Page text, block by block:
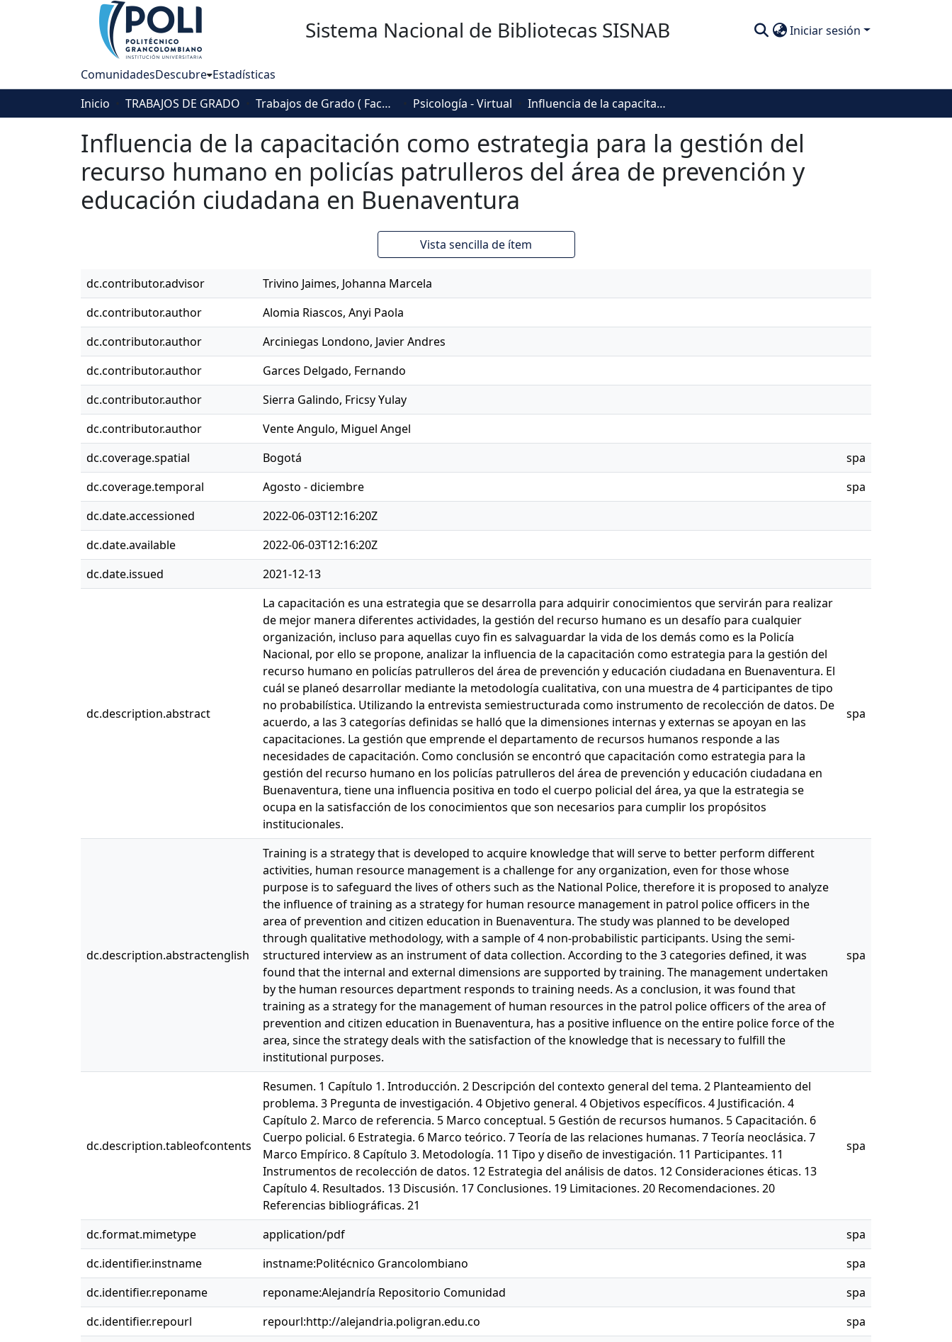
Sistema Nacional de Bibliotecas SISNAB Iniciar sesión
ComunidadesDescubre Estadísticas
Inicio
TRABAJOS DE GRADO Trabajos de Grado ( Facultad de Sociedad, Cultura y Creatividad) Psicología - Virtual Influencia de la capacitación como estrategia para la gestión del recurso humano en policías patrulleros del área de prevención y educación ciudadana en Buenaventura
Influencia de la capacitación como estrategia para la gestión del
recurso humano en policías patrulleros del área de prevención y
educación ciudadana en Buenaventura
Vista sencilla de ítem
dc.contributor.advisor
Trivino Jaimes, Johanna Marcela
dc.contributor.author
Alomia Riascos, Anyi Paola
dc.contributor.author
Arciniegas Londono, Javier Andres
dc.contributor.author
Garces Delgado, Fernando
dc.contributor.author
Sierra Galindo, Fricsy Yulay
dc.contributor.author
Vente Angulo, Miguel Angel
dc.coverage.spatial
Bogotá
spa
dc.coverage.temporal
Agosto - diciembre
spa
dc.date.accessioned
2022-06-03T12:16:20Z
dc.date.available
2022-06-03T12:16:20Z
dc.date.issued
2021-12-13
dc.description.abstract
La capacitación es una estrategia que se desarrolla para adquirir conocimientos que servirán para realizar
de mejor manera diferentes actividades, la gestión del recurso humano es un desafío para cualquier
organización, incluso para aquellas cuyo fin es salvaguardar la vida de los demás como es la Policía
Nacional, por ello se propone, analizar la influencia de la capacitación como estrategia para la gestión del
recurso humano en policías patrulleros del área de prevención y educación ciudadana en Buenaventura. El
cuál se planeó desarrollar mediante la metodología cualitativa, con una muestra de 4 participantes de tipo
no probabilística. Utilizando la entrevista semiestructurada como instrumento de recolección de datos. De
acuerdo, a las 3 categorías definidas se halló que la dimensiones internas y externas se apoyan en las
capacitaciones. La gestión que emprende el departamento de recursos humanos responde a las
necesidades de capacitación. Como conclusión se encontró que capacitación como estrategia para la
gestión del recurso humano en los policías patrulleros del área de prevención y educación ciudadana en
Buenaventura, tiene una influencia positiva en todo el cuerpo policial del área, ya que la estrategia se
ocupa en la satisfacción de los conocimientos que son necesarios para cumplir los propósitos
institucionales.
spa
dc.description.abstractenglish
Training is a strategy that is developed to acquire knowledge that will serve to better perform different
activities, human resource management is a challenge for any organization, even for those whose
purpose is to safeguard the lives of others such as the National Police, therefore it is proposed to analyze
the influence of training as a strategy for human resource management in patrol police officers in the
area of prevention and citizen education in Buenaventura. The study was planned to be developed
through qualitative methodology, with a sample of 4 non-probabilistic participants. Using the semi-
structured interview as an instrument of data collection. According to the 3 categories defined, it was
found that the internal and external dimensions are supported by training. The management undertaken
by the human resources department responds to training needs. As a conclusion, it was found that
training as a strategy for the management of human resources in the patrol police officers of the area of
prevention and citizen education in Buenaventura, has a positive influence on the entire police force of the
area, since the strategy deals with the satisfaction of the knowledge that is necessary to fulfill the
institutional purposes.
spa
dc.description.tableofcontents
Resumen. 1 Capítulo 1. Introducción. 2 Descripción del contexto general del tema. 2 Planteamiento del
problema. 3 Pregunta de investigación. 4 Objetivo general. 4 Objetivos específicos. 4 Justificación. 4
Capítulo 2. Marco de referencia. 5 Marco conceptual. 5 Gestión de recursos humanos. 5 Capacitación. 6
Cuerpo policial. 6 Estrategia. 6 Marco teórico. 7 Teoría de las relaciones humanas. 7 Teoría neoclásica. 7
Marco Empírico. 8 Capítulo 3. Metodología. 11 Tipo y diseño de investigación. 11 Participantes. 11
Instrumentos de recolección de datos. 12 Estrategia del análisis de datos. 12 Consideraciones éticas. 13
Capítulo 4. Resultados. 13 Discusión. 17 Conclusiones. 19 Limitaciones. 20 Recomendaciones. 20
Referencias bibliográficas. 21
spa
dc.format.mimetype application/pdf
spa
dc.identifier.instname
instname:Politécnico Grancolombiano
spa
dc.identifier.reponame
reponame:Alejandría Repositorio Comunidad
spa
dc.identifier.repourl
repourl:http://alejandria.poligran.edu.co
spa